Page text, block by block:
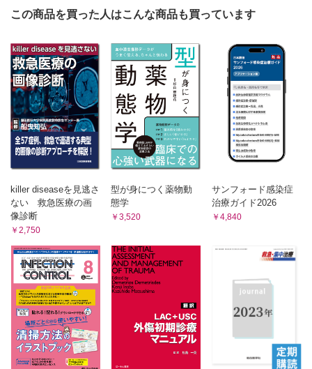
この商品を買った人はこんな商品も買っています
killer diseaseを見逃さ
ない 救急医療の画
像診断
￥2,750
型が身につく薬物動
態学
￥3,520
サンフォード感染症
治療ガイド2026
￥4,840